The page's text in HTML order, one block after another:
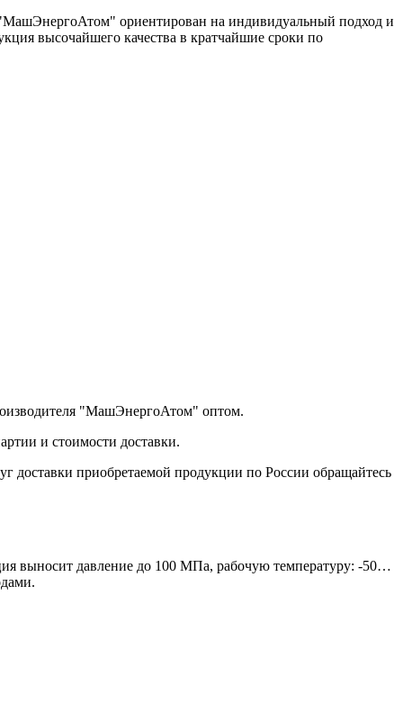
"МашЭнергоАтом" ориентирован на индивидуальный подход и
высочайшего качества в кратчайшие сроки по
"МашЭнергоАтом" оптом.
и стоимости доставки.
приобретаемой продукции по России обращайтесь
выносит давление до 100 МПа, рабочую температуру: -50…